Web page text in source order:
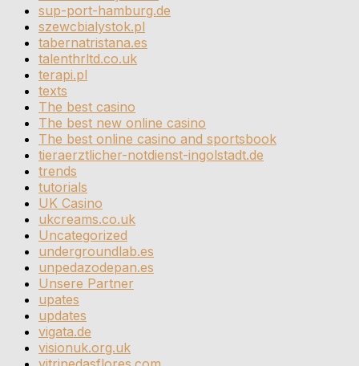
sup-port-hamburg.de
szewcbialystok.pl
tabernatristana.es
talenthrltd.co.uk
terapi.pl
texts
The best casino
The best new online casino
The best online casino and sportsbook
tieraerztlicher-notdienst-ingolstadt.de
trends
tutorials
UK Casino
ukcreams.co.uk
Uncategorized
undergroundlab.es
unpedazodepan.es
Unsere Partner
upates
updates
vigata.de
visionuk.org.uk